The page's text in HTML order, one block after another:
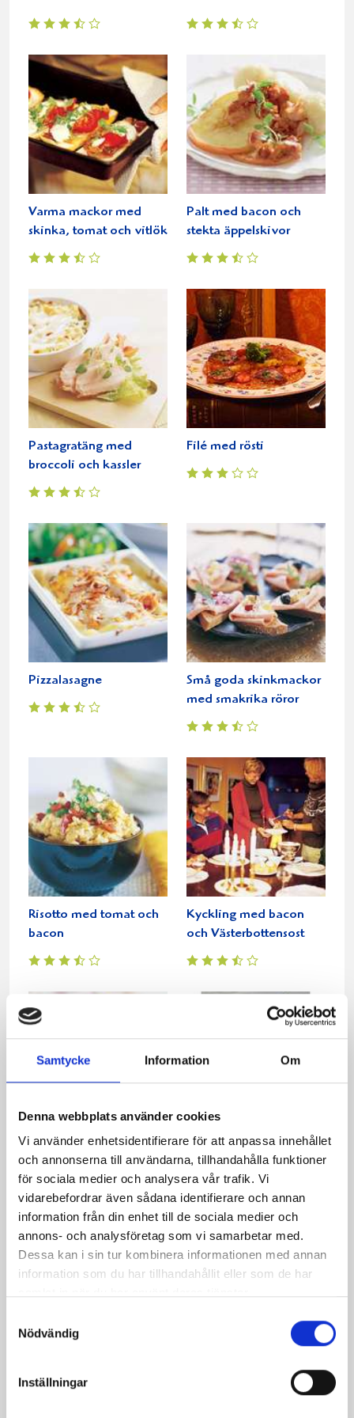
Samtycke Information Om
Denna webbplats använder cookies
Vi använder enhetsidentifierare för att anpassa innehållet
och annonserna till användarna, tillhandahålla funktioner
för sociala medier och analysera vår trafik. Vi
vidarebefordrar även sådana identifierare och annan
information från din enhet till de sociala medier och
annons- och analysföretag som vi samarbetar med.
Dessa kan i sin tur kombinera informationen med annan
information som du har tillhandahållit eller som de har
Nödvändig
Inställningar
Varma mackor med
skinka, tomat och vitlök
Palt med bacon och
stekta äppelskivor
Pastagratäng med
broccoli och kassler
Filé med rösti
Pizzalasagne
Små goda skinkmackor
med smakrika röror
Risotto med tomat och
bacon
Kyckling med bacon
och Västerbottensost
Skomakarlåda med
pasta
Baconlindad
kycklingrulle,
Västerbottensostpaj,
honungsglaserad
shitakeesvamp med ört-
& Västerbottensostsås